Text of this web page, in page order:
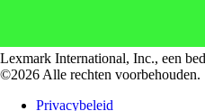
Lexmark International, Inc., een
©2026 Alle rechten voorbehouden.
Privacybeleid